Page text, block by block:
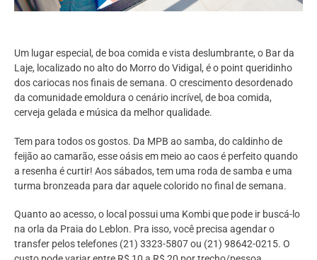
Um lugar especial, de boa comida e vista deslumbrante, o Bar da
Laje, localizado no alto do Morro do Vidigal, é o point queridinho
dos cariocas nos finais de semana. O crescimento desordenado
da comunidade emoldura o cenário incrível, de boa comida,
cerveja gelada e música da melhor qualidade.
Tem para todos os gostos. Da MPB ao samba, do caldinho de
feijão ao camarão, esse oásis em meio ao caos é perfeito quando
a resenha é curtir! Aos sábados, tem uma roda de samba e uma
turma bronzeada para dar aquele colorido no final de semana.
Quanto ao acesso, o local possui uma Kombi que pode ir buscá-lo
na orla da Praia do Leblon. Pra isso, você precisa agendar o
transfer pelos telefones (21) 3323-5807 ou (21) 98642-0215. O